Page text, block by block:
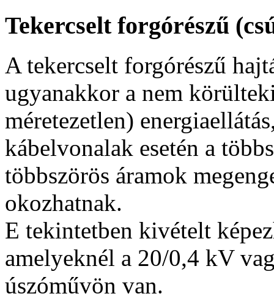
Tekercselt forgórészű
A tekercselt forgórészű
ugyanakkor a nem
méretezetlen)
kábelvonalak esetén a
többszörös áramok
okozhatnak.
E tekintetben kivételt
amelyeknél a 20/0,4 kV
úszóművön van.